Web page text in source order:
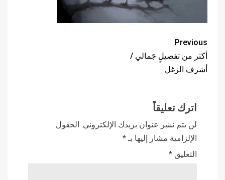
Previous
أكثر من تفصيلٍ جَمالي /
أشرف الزغل
اترك تعليقاً
لن يتم نشر عنوان بريدك الإلكتروني. الحقول
الإلزامية مشار إليها بـ*
التعليق *